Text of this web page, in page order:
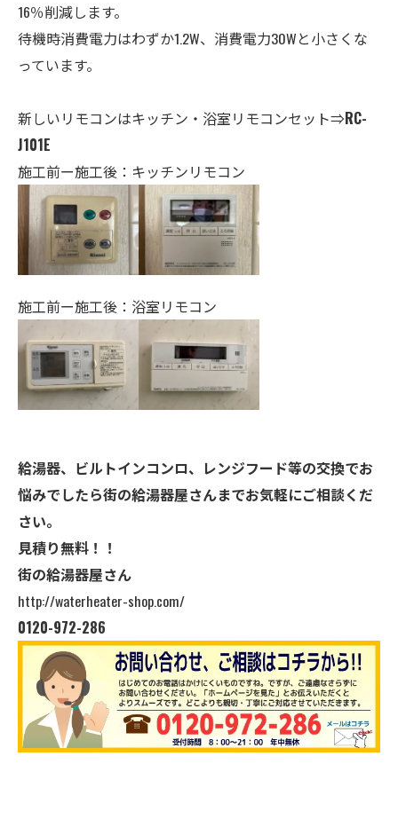
16％削減します。
待機時消費電力はわずか1.2W、消費電力30Wと小さくな
っています。
新しいリモコンはキッチン・ 浴室リモコンセット⇒RC-
J101E
施工前ー施工後：キッチンリモコン
施工前ー施工後：浴室リモコン
給湯器、ビルトインコンロ、レンジフード等の交換でお
悩みでしたら街の給湯器屋さんまでお気軽にご相談くだ
さい。
見積り無料！！
街の給湯器屋さん
http://waterheater-shop.com/
0120-972-286